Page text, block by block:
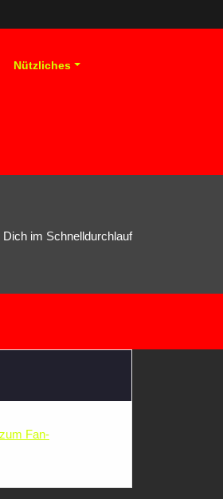
Nützliches
Dich im Schnelldurchlauf